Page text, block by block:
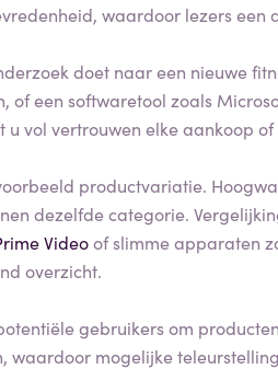
waardoor lezers een
doet naar een nieuwe
of een softwaretool zoals
u vol vertrouwen elke aankoop
productvariatie.
dezelfde categorie.
Videoof slimme apparaten
overzicht.
gebruikers om
waardoor mogelijke